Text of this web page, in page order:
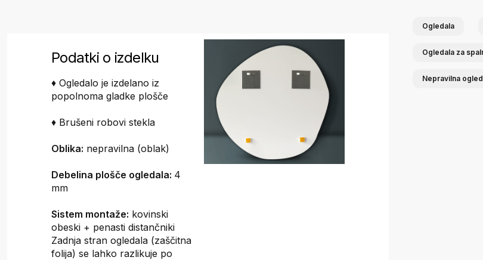
Podatki o izdelku
♦ Ogledalo je izdelano iz
popolnoma gladke plošče
♦ Brušeni robovi stekla
Oblika: nepravilna (oblak)
Debelina plošče ogledala: 4
mm
Sistem montaže: kovinski
obeski + penasti distančniki
Zadnja stran ogledala (zaščitna
folija) se lahko razlikuje po
Ogledala
Ogledala za
Nepravilna